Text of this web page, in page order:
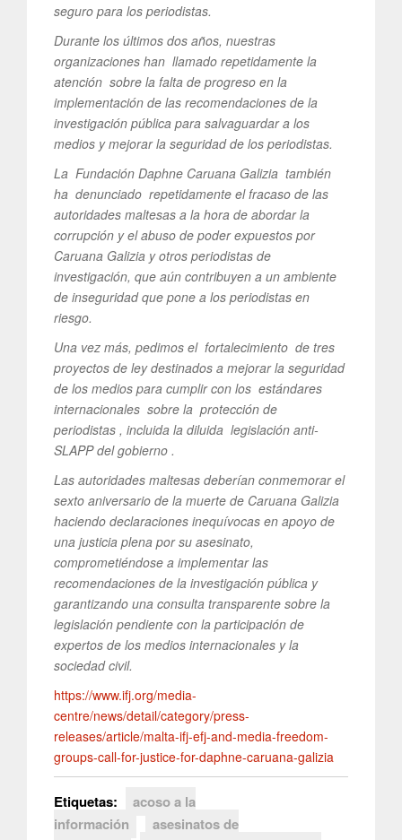
seguro para los periodistas.
Durante los últimos dos años, nuestras
organizaciones han llamado repetidamente la
atención sobre la falta de progreso en la
implementación de las recomendaciones de la
investigación pública para salvaguardar a los
medios y mejorar la seguridad de los periodistas.
La Fundación Daphne Caruana Galizia también
ha denunciado repetidamente el fracaso de las
autoridades maltesas a la hora de abordar la
corrupción y el abuso de poder expuestos por
Caruana Galizia y otros periodistas de
investigación, que aún contribuyen a un ambiente
de inseguridad que pone a los periodistas en
riesgo.
Una vez más, pedimos el fortalecimiento de tres
proyectos de ley destinados a mejorar la seguridad
de los medios para cumplir con los estándares
internacionales sobre la protección de
periodistas , incluida la diluida legislación anti-
SLAPP del gobierno .
Las autoridades maltesas deberían conmemorar el
sexto aniversario de la muerte de Caruana Galizia
haciendo declaraciones inequívocas en apoyo de
una justicia plena por su asesinato,
comprometiéndose a implementar las
recomendaciones de la investigación pública y
garantizando una consulta transparente sobre la
legislación pendiente con la participación de
expertos de los medios internacionales y la
sociedad civil.
https://www.ifj.org/media-
centre/news/detail/category/press-
releases/article/malta-ifj-efj-and-media-freedom-
groups-call-for-justice-for-daphne-caruana-galizia
Etiquetas:
acoso a la
información
asesinatos de